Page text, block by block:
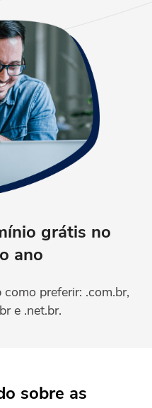
grátis no
ano
preferir: .com.br,
e .net.br.
sobre as